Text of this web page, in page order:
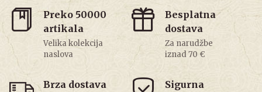
Preko 50000
artikala
Velika kolekcija
naslova
Besplatna
dostava
Za narudžbe
iznad 70 €
Brza dostava
Sigurna